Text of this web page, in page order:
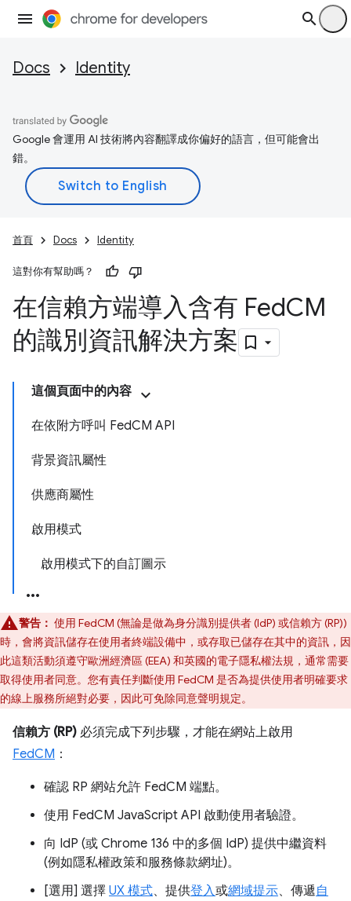
Docs Identity
Google 會運用 AI 技術將內容翻譯成你偏好的語言，但可能會出
錯。
首頁 Docs Identity
這對你有幫助嗎？
在信賴方端導入含有 FedCM
的識別資訊解決方案
這個頁面中的內容
在依附方呼叫 FedCM API
背景資訊屬性
供應商屬性
啟用模式
啟用模式下的自訂圖示
警告： 使用 FedCM (無論是做為身分識別提供者 (IdP) 或信賴方 (RP))
時，會將資訊儲存在使用者終端設備中，或存取已儲存在其中的資訊，因
此這類活動須遵守歐洲經濟區 (EEA) 和英國的電子隱私權法規，通常需要
取得使用者同意。您有責任判斷使用 FedCM 是否為提供使用者明確要求
的線上服務所絕對必要，因此可免除同意聲明規定。
信賴方 (RP) 必須完成下列步驟，才能在網站上啟用
FedCM ：
確認 RP 網站允許 FedCM 端點。
使用 FedCM JavaScript API 啟動使用者驗證。
向 IdP (或 Chrome 136 中的多個 IdP) 提供中繼資料
(例如隱私權政策和服務條款網址)。
[選用] 選擇 UX 模式、提供登入或網域提示、傳遞自